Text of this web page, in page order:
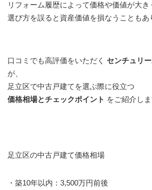
リフォーム履歴によって価格や価値が大き
選び方を誤ると資産価値を損なうこともあ
口コミでも高評価をいただく センチュリ
が、
足立区で中古戸建てを選ぶ際に役立つ
価格相場とチェックポイント をご紹介しま
足立区の中古戸建て価格相場
・築10年以内：3,500万円前後